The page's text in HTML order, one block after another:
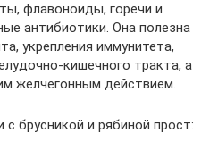
флавоноиды, горечи и
антибиотики. Она полезна
укрепления иммунитета,
кишечного тракта, а
желчегонным действием.
с брусникой и рябиной прост: